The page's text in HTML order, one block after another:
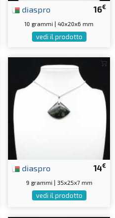
16€
diaspro
10 grammi | 40x20x6 mm
vedi il prodotto
14€
diaspro
9 grammi | 35x25x7 mm
vedi il prodotto